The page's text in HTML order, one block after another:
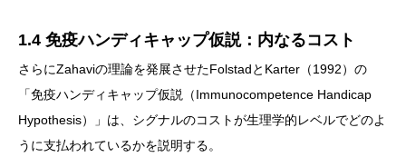
1.4 免疫ハンディキャップ仮説：内なるコスト
さらにZahaviの理論を発展させたFolstadとKarter（1992）の
「免疫ハンディキャップ仮説（Immunocompetence Handicap
Hypothesis）」は、シグナルのコストが生理学的レベルでどのよ
うに支払われているかを説明する。